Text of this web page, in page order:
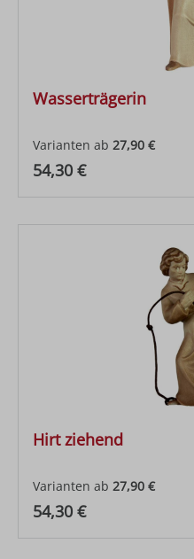
Wasserträgerin
Varianten ab 27,90 €
Regulärer Preis:
54,30 €
Hirt ziehend
Varianten ab 27,90 €
Regulärer Preis:
54,30 €